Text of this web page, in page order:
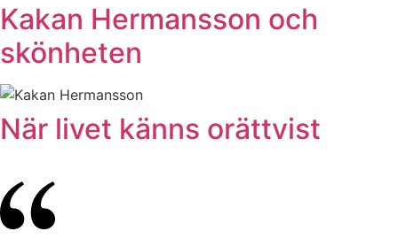
Kakan Hermansson och
skönheten
När livet känns orättvist